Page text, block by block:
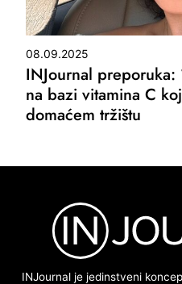
08.09.2025
INJournal
na bazi vitamina C
domaćem tržištu
INJournal je jedinstveni